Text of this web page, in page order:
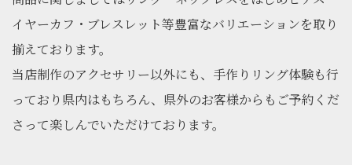
イヤーカフ・ブレスレット等豊富なバリエーションを取り
揃えております。
当店制作のアクセサリー以外にも、手作りリング体験も行
っており県内はもちろん、県外のお客様からもご予約くだ
さって楽しんでいただけております。